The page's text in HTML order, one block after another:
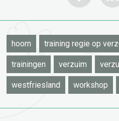
hoorn training regie op
trainingen verzuim
westfriesland workshop